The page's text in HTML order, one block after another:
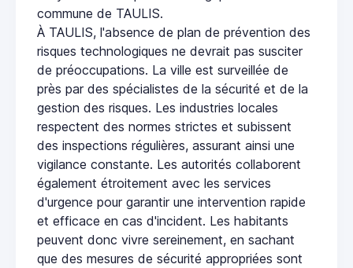
commune de TAULIS.
À TAULIS, l'absence de plan de prévention des
risques technologiques ne devrait pas susciter
de préoccupations. La ville est surveillée de
près par des spécialistes de la sécurité et de la
gestion des risques. Les industries locales
respectent des normes strictes et subissent
des inspections régulières, assurant ainsi une
vigilance constante. Les autorités collaborent
également étroitement avec les services
d'urgence pour garantir une intervention rapide
et efficace en cas d'incident. Les habitants
peuvent donc vivre sereinement, en sachant
que des mesures de sécurité appropriées sont